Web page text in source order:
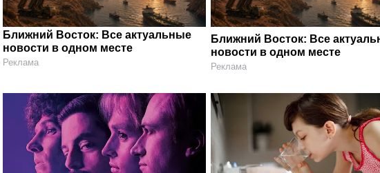
Ближний Восток: Все актуальные
новости в одном месте
Реклама
Ближний Восток: Все
новости в одном месте
Реклама